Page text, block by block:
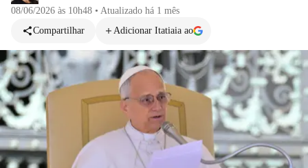
08/06/2026 às 10h48 • Atualizado há 1 mês
Compartilhar
Adicionar Itatiaia ao